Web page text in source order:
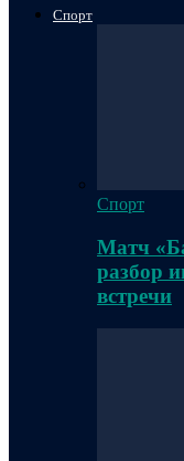
Спорт
Спорт
Матч
разбор
встречи